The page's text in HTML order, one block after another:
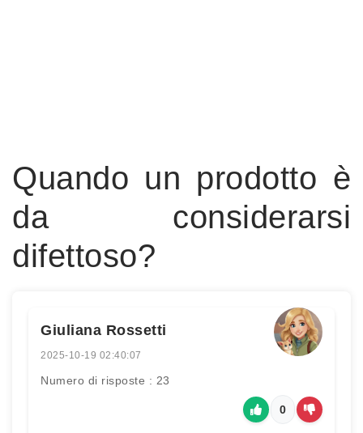
Quando un prodotto è
da considerarsi
difettoso?
Giuliana Rossetti
2025-10-19 02:40:07
Numero di risposte : 23
0